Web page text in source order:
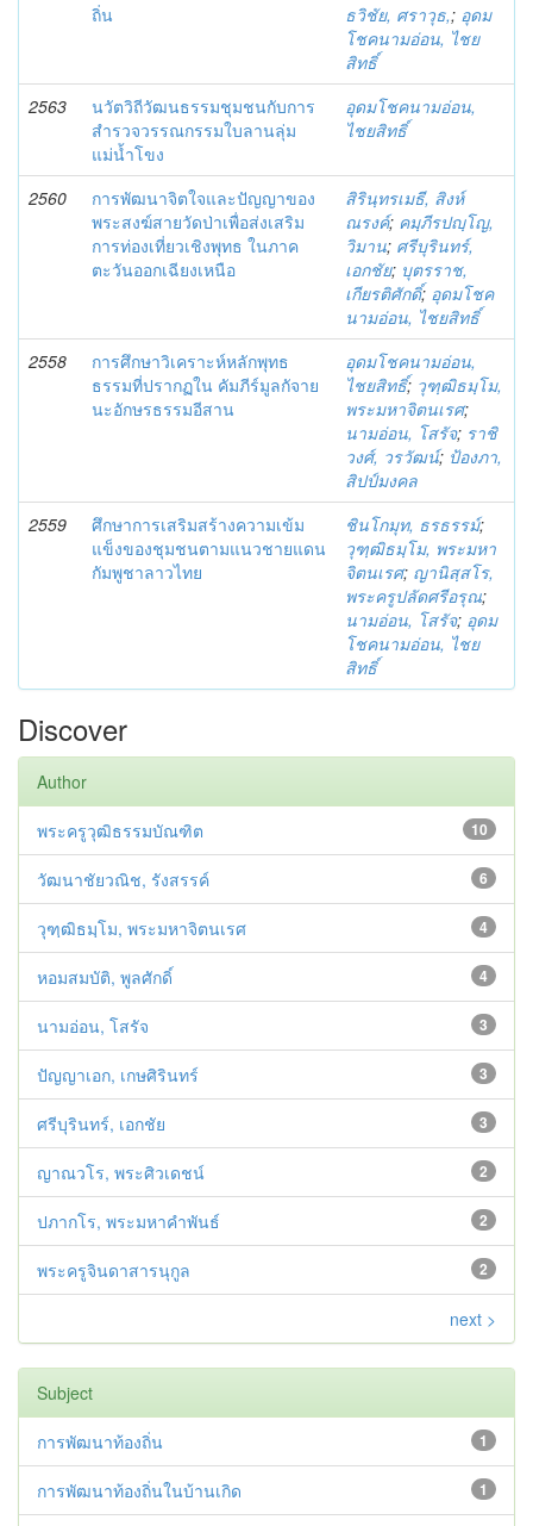
ถิ่น
ธวิชัย, ศราวุธ,; อุดม
โชคนามอ่อน, ไชย
สิทธิ์
2563
นวัตวิถีวัฒนธรรมชุมชนกับการ
สำรวจวรรณกรรมใบลานลุ่ม
แม่น้ำโขง
อุดมโชคนามอ่อน,
ไชยสิทธิ์
2560
การพัฒนาจิตใจและปัญญาของ
พระสงฆ์สายวัดป่าเพื่อส่งเสริม
การท่องเที่ยวเชิงพุทธ ในภาค
ตะวันออกเฉียงเหนือ
สิรินฺทรเมธี, สิงห์
ณรงค์; คมฺภีรปญฺโญ,
วิมาน; ศรีบุรินทร์,
เอกชัย; บุตรราช,
เกียรติศักดิ์; อุดมโชค
นามอ่อน, ไชยสิทธิ์
2558
การศึกษาวิเคราะห์หลักพุทธ
ธรรมที่ปรากฏใน คัมภีร์มูลกัจาย
นะอักษรธรรมอีสาน
อุดมโชคนามอ่อน,
ไชยสิทธิ์; วุฑฺฒิธมฺโม,
พระมหาจิตนเรศ;
นามอ่อน, โสรัจ; ราชิ
วงศ์, วรวัฒน์; ป้องภา,
สิปป์มงคล
2559
ศึกษาการเสริมสร้างความเข้ม
แข็งของชุมชนตามแนวชายแดน
กัมพูชาลาวไทย
ชินโกมุท, ธรธรรม์;
วุฑฺฒิธมฺโม, พระมหา
จิตนเรศ; ญานิสฺสโร,
พระครูปลัดศรีอรุณ;
นามอ่อน, โสรัจ; อุดม
โชคนามอ่อน, ไชย
สิทธิ์
Discover
Author
10
พระครูวุฒิธรรมบัณฑิต
6
วัฒนาชัยวณิช, รังสรรค์
4
วุฑฺฒิธมฺโม, พระมหาจิตนเรศ
4
หอมสมบัติ, พูลศักดิ์
3
นามอ่อน, โสรัจ
3
ปัญญาเอก, เกษศิรินทร์
3
ศรีบุรินทร์, เอกชัย
2
ญาณวโร, พระศิวเดชน์
2
ปภากโร, พระมหาคำพันธ์
2
พระครูจินดาสารนุกูล
next >
Subject
1
การพัฒนาท้องถิ่น
1
การพัฒนาท้องถิ่นในบ้านเกิด